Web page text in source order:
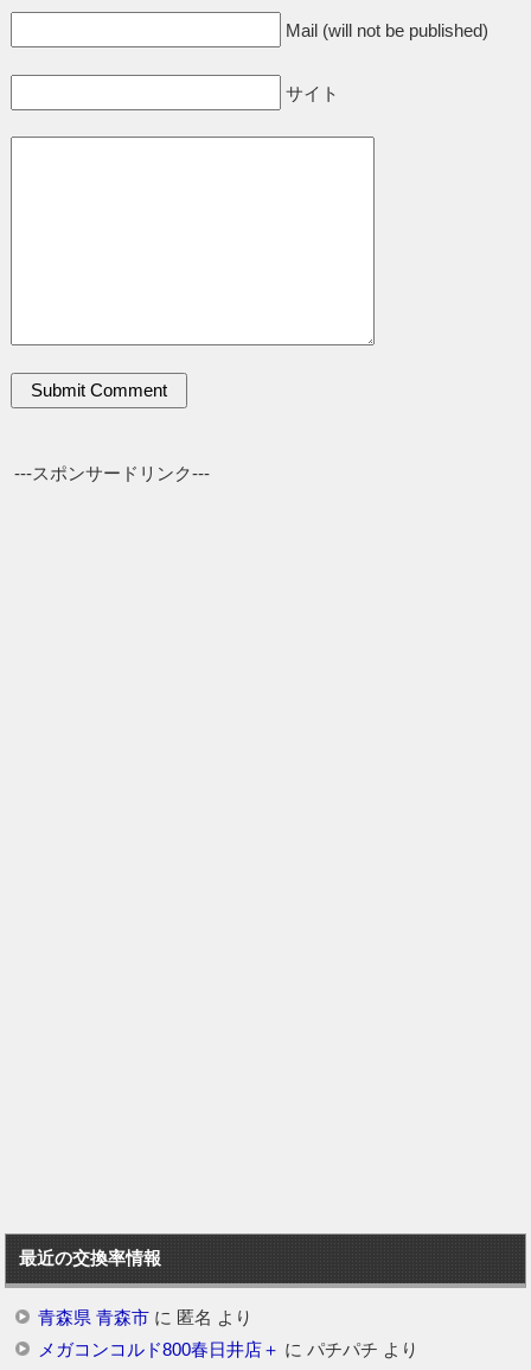
Mail (will not be published)
サイト
---スポンサードリンク---
最近の交換率情報
青森県 青森市に 匿名 より
メガコンコルド800春日井店＋ に パチパチ より